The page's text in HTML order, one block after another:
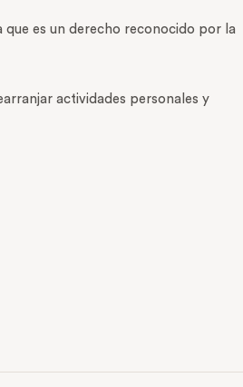
es un derecho reconocido por la
actividades personales y